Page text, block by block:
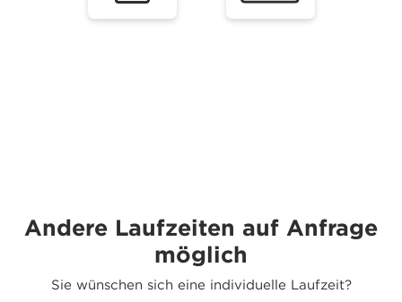
Andere Laufzeiten auf Anfrage
möglich
Sie wünschen sich eine individuelle Laufzeit?